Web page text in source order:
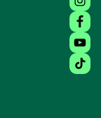
nouvelle
nouvelle